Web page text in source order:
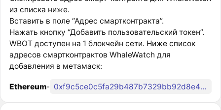
из списка ниже.
Вставить в поле “Адрес смартконтракта”.
Нажать кнопку “Добавить пользовательский токен”.
WBOT доступен на 1 блокчейн сети. Ниже список
адресов смартконтрактов WhaleWatch для
добавления в метамаск:
Ethereum- 0xf9c5ce0c5fa29b487b7329bb92d8e473c386f82b